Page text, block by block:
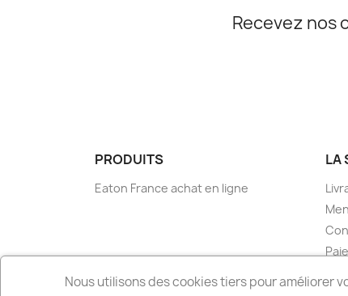
Recevez nos
PRODUITS
Eaton France achat en ligne
LA
Nous utilisons des cookies tiers pour améliorer